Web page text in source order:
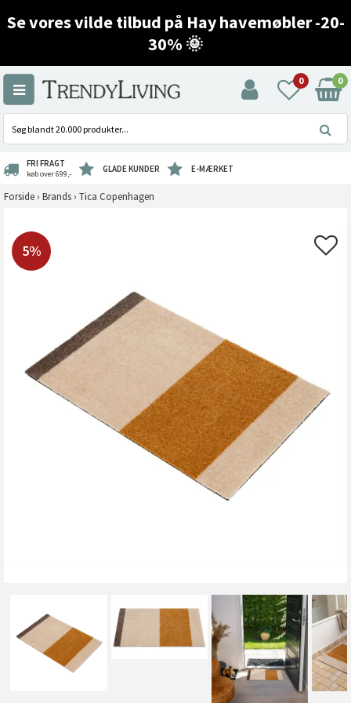
Se vores vilde tilbud på Hay havemøbler -20-
30% 🌞
0 0
FRI FRAGT
køb over 699,- GLADE KUNDER E-MÆRKET
Forside › Brands › Tica Copenhagen
5%